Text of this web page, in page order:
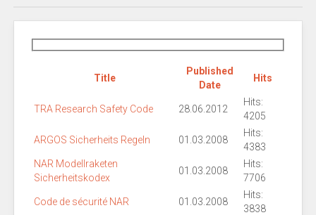
Title
Published
Date
Hits
TRA Research Safety Code 28.06.2012
Hits:
4205
ARGOS Sicherheits Regeln 01.03.2008
Hits:
4383
NAR Modellraketen
Sicherheitskodex
01.03.2008
Hits:
7706
Code de sécurité NAR 01.03.2008
Hits:
3838